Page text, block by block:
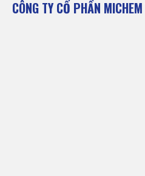
CÔNG TY CỔ PHẦN